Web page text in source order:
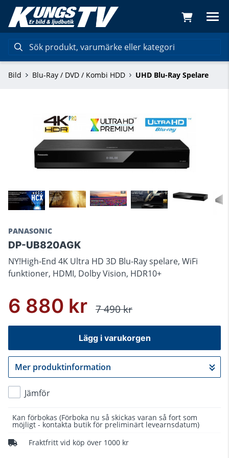
Bild Blu-Ray / DVD / Kombi HDD UHD Blu-Ray Spelare
PANASONIC
DP-UB820AGK
NY!High-End 4K Ultra HD 3D Blu-Ray spelare, WiFi
funktioner, HDMI, Dolby Vision, HDR10+
6 880 kr 7 490 kr
Lägg i varukorgen
Gå till kassan
Mer produktinformation
Jämför
Kan förbokas (Förboka nu så skickas varan så fort som
möjligt - kontakta butik för preliminärt levearnsdatum)
Fraktfritt vid köp över 1000 kr